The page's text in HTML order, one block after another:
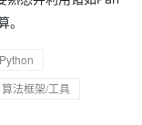
。
Python
算法框架/工具